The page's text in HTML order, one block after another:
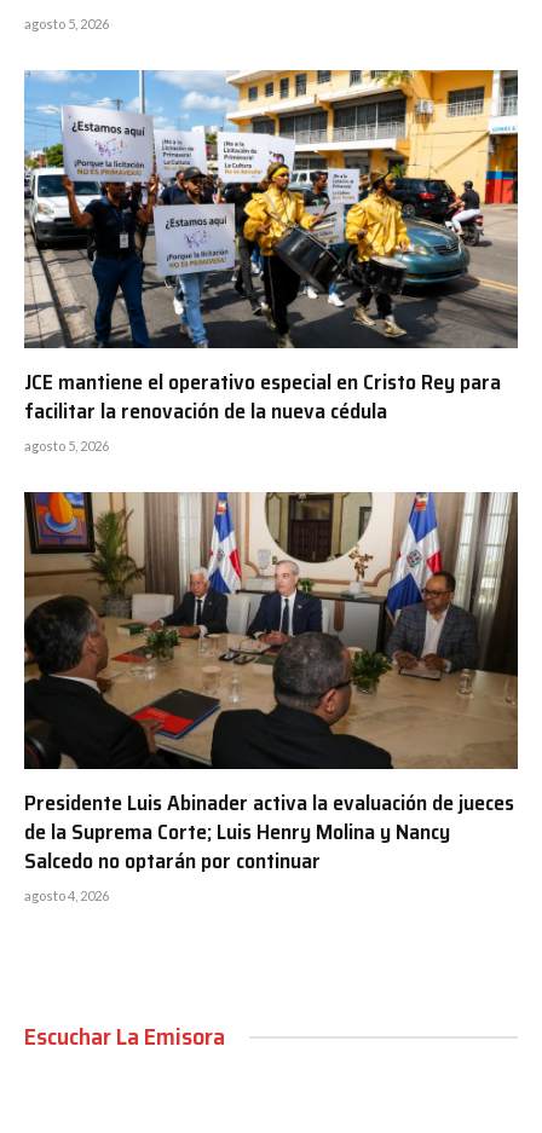
agosto 5, 2026
JCE mantiene el operativo especial en Cristo Rey para
facilitar la renovación de la nueva cédula
agosto 5, 2026
Presidente Luis Abinader activa la evaluación de jueces
de la Suprema Corte; Luis Henry Molina y Nancy
Salcedo no optarán por continuar
agosto 4, 2026
Escuchar La Emisora